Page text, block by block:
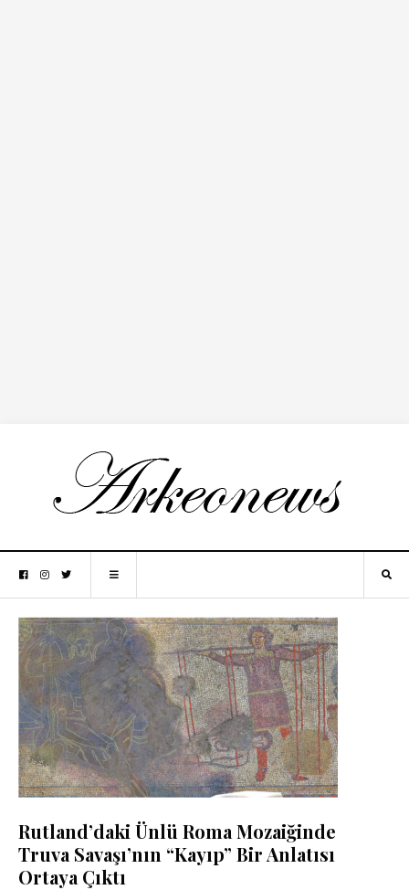
Rutland’daki Ünlü Roma Mozaiğinde
Truva Savaşı’nın “Kayıp” Bir Anlatısı
Ortaya Çıktı